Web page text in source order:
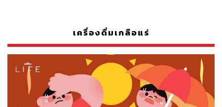
เครื่องดื่มเกลือแร่